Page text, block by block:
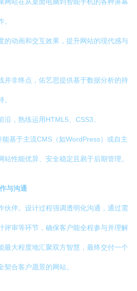
的动画和交互效果，提升网站的现代感与
并非终点，佑艺思提供基于数据分析的持
沿，熟练运用HTML5、CSS3、
基于主流CMS（如WordPress）或自主
性能优异、安全稳定且易于后期管理。
与沟通
伙伴。设计过程强调透明化沟通，通过需
评审等环节，确保客户能全程参与并理解
最大程度地汇聚双方智慧，最终交付一个
合客户愿景的网站。